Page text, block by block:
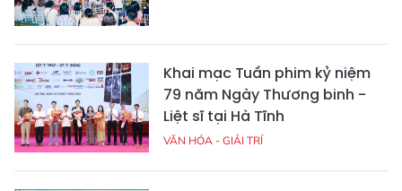
Khai mạc Tuần phim kỷ niệm
79 năm Ngày Thương binh -
Liệt sĩ tại Hà Tĩnh
VĂN HÓA - GIẢI TRÍ